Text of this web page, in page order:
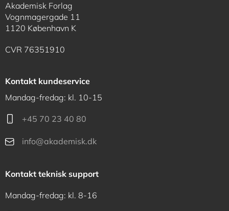
Akademisk Forlag
Vognmagergade 11
1120 København K
CVR 76351910
Kontakt kundeservice
Mandag-fredag: kl. 10-15
+45 70 23 40 80
info@akademisk.dk
Kontakt teknisk support
Mandag-fredag: kl. 8-16